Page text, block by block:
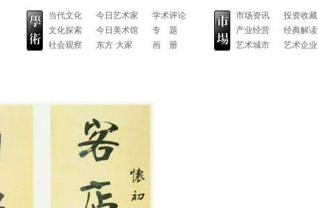
当代文化
文化探索
社会观察
今日艺术家
今日美术馆
东方·大家
学术评论
专 题
画 册
市场资讯
产业经营
艺术城市
投资收藏
经典解读
艺术企业